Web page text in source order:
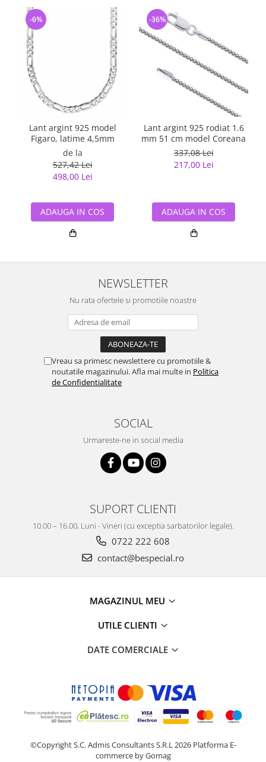
Lant argint 925 model
Figaro, latime 4,5mm
de la
527,42 Lei
498,00 Lei
-6%
ADAUGA IN COS
Lant argint 925 rodiat 1.6
mm 51 cm model Coreana
337,08 Lei
217,00 Lei
-36%
ADAUGA IN COS
NEWSLETTER
Nu rata ofertele si promotiile noastre
Vreau sa primesc newslettere cu promotiile &
noutatile magazinului. Afla mai multe in Politica
de Confidentialitate
SOCIAL
Urmareste-ne in social media
SUPORT CLIENTI
10.00 – 16.00, Luni - Vineri (cu exceptia sarbatorilor legale).
0722 222 608
contact@bespecial.ro
MAGAZINUL MEU
UTILE CLIENTI
DATE COMERCIALE
©Copyright S.C. Admis Consultants S.R.L 2026 Platforma E-
commerce by Gomag